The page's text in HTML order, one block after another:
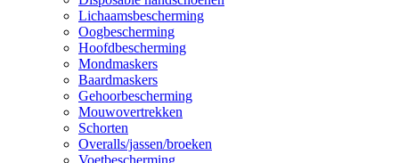
Lichaamsbescherming
Oogbescherming
Hoofdbescherming
Mondmaskers
Baardmaskers
Gehoorbescherming
Mouwovertrekken
Schorten
Overalls/jassen/broeken
Voetbescherming